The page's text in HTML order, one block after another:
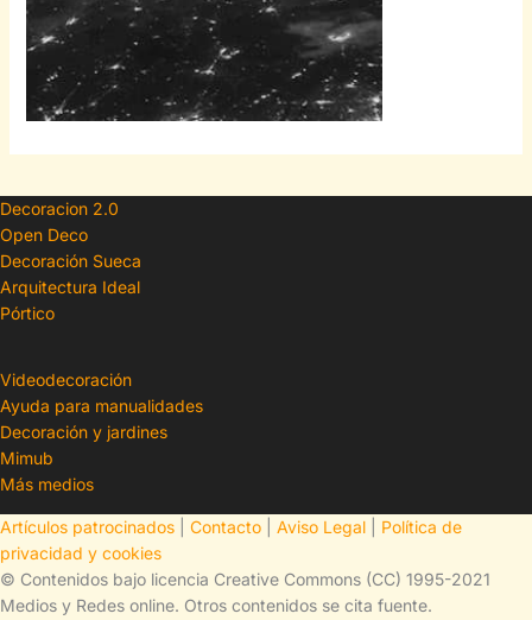
Decoracion 2.0
Open Deco
Decoración Sueca
Arquitectura Ideal
Pórtico
Videodecoración
Ayuda para manualidades
Decoración y jardines
Mimub
Más medios
Artículos patrocinados Contacto Aviso Legal
Política de
privacidad y cookies
© Contenidos bajo licencia Creative Commons (CC) 1995-2021
Medios y Redes online. Otros contenidos se cita fuente.